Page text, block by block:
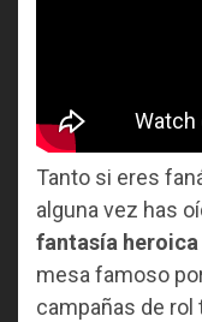
Tanto si eres
alguna vez has
fantasía heroica
mesa famoso
campañas de